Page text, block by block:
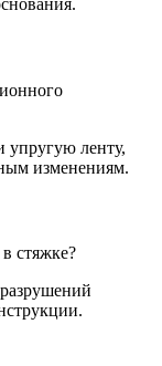
ленту,
изменениям.
стяжке?